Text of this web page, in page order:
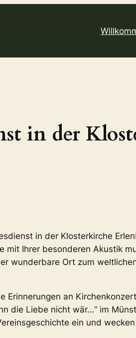
in der
in der Klosterkirche
Ihrer besonderen Akustik
wunderbare Ort zum
an
die Liebe nicht wär…“ im
ein und